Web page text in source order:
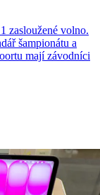
zasloužené volno.
šampionátu a
mají závodníci